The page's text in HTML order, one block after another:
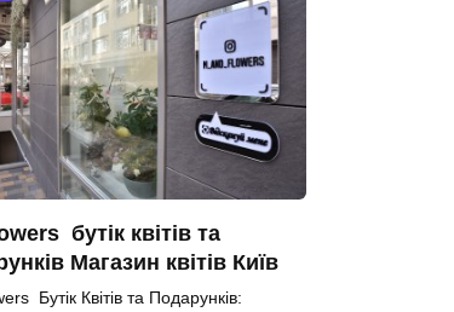
бутік квітів та
Магазин квітів Київ
Бутік Квітів та Подарунків: